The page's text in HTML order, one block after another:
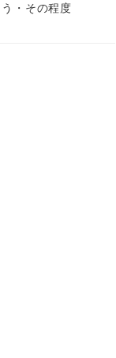
・その程度